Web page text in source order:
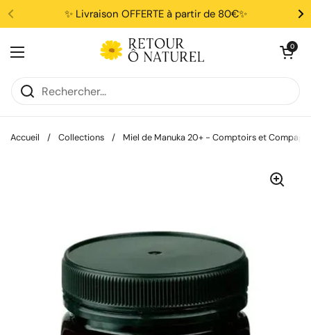
Passer au contenu✨ Livraison OFFERTE à partir de 80€✨
Ouvrir le menu
Ouvrir le
0
Accueil / Collections / Miel de Manuka 20+ - Comptoirs et